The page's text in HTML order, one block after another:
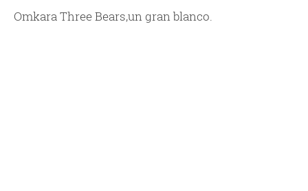
Omkara Three Bears,un gran blanco.